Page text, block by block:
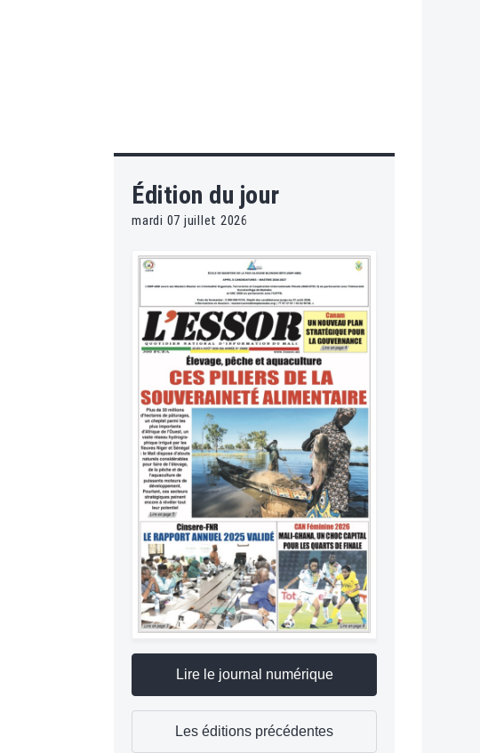
Édition du jour
mardi 07 juillet 2026
Lire le journal numérique
Les éditions précédentes